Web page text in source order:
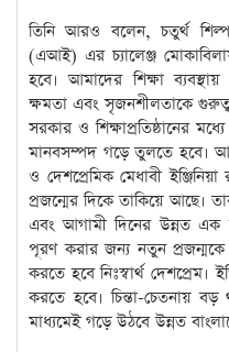
তিনি আরও বলেন, চতুর্থ শিল্প
(এআই) এর চ্যালেঞ্জ
হবে। আমাদের শিক্ষা
ক্ষমতা এবং সৃজনশীলতাকে গুরুত্ব
সরকার ও শিক্ষাপ্রতিষ্ঠানের
মানবসম্পদ গড়ে তুলতে হবে।
ও দেশপ্রেমিক মেধাবী
প্রজন্মের দিকে তাকিয়ে আছে।
এবং আগামী দিনের উন্নত এক
পূরণ করার জন্য নতুন প্রজন্মকে
করতে হবে নিঃস্বার্থ দেশপ্রেম।
করতে হবে। চিন্তা-চেতনায়
মাধ্যমেই গড়ে উঠবে উন্নত